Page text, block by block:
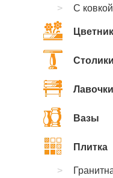
С ковкой
Столики
Лавочки
Вазы
Плитка